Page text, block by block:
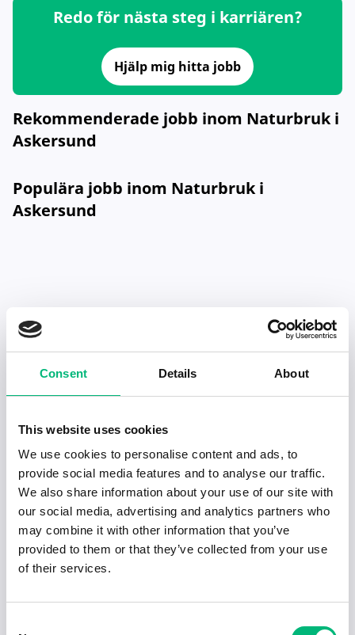
Consent Details About
This website uses cookies
We use cookies to personalise content and ads, to
provide social media features and to analyse our traffic.
We also share information about your use of our site with
our social media, advertising and analytics partners who
may combine it with other information that you’ve
provided to them or that they’ve collected from your use
of their services.
Redo för nästa steg i karriären?
Hjälp mig hitta jobb
Rekommenderade jobb inom Naturbruk i
Askersund
Populära jobb inom Naturbruk i
Askersund
Senaste publiceringarna i Jobbnytt
Visa fler artiklar